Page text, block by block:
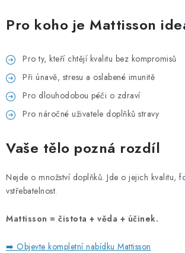
Pro koho je Mattisson
Pro ty, kteří chtějí kvalitu bez kompromisů
Při únavě, stresu a oslabené imunitě
Pro dlouhodobou péči o zdraví
Pro náročné uživatele doplňků stravy
Vaše tělo pozná rozdíl
Nejde o množství doplňků. Jde o jejich kvalitu,
vstřebatelnost.
Mattisson = čistota + věda + účinek.
➡️ Objevte kompletní nabídku Mattisson